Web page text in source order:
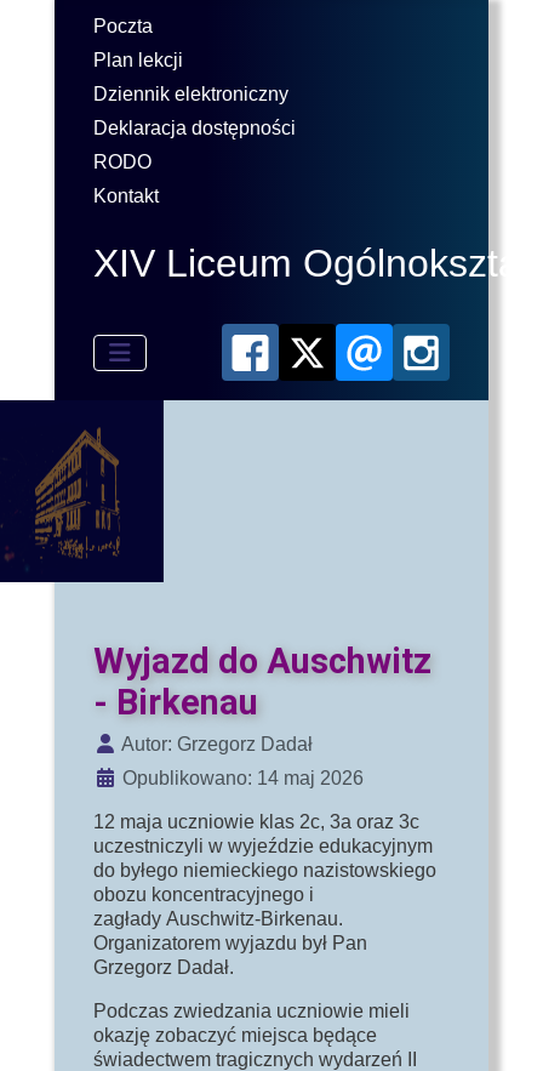
Poczta
Plan lekcji
Dziennik elektroniczny
Deklaracja dostępności
RODO
Kontakt
XIV Liceum
Wyjazd do Auschwitz
- Birkenau
Szczegóły
Autor: Grzegorz Dadał
Opublikowano: 14 maj 2026
12 maja uczniowie klas 2c, 3a oraz 3c
uczestniczyli w wyjeździe edukacyjnym
do byłego niemieckiego nazistowskiego
obozu koncentracyjnego i
zagłady Auschwitz-Birkenau.
Organizatorem wyjazdu był Pan
Grzegorz Dadał.
Podczas zwiedzania uczniowie mieli
okazję zobaczyć miejsca będące
świadectwem tragicznych wydarzeń II